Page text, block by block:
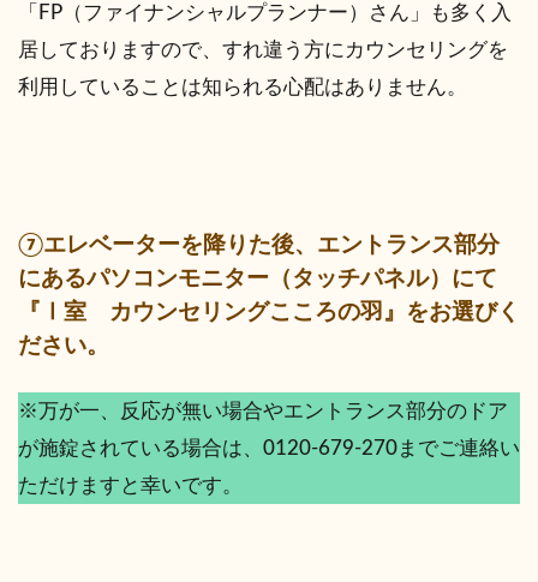
「FP（ファイナンシャルプランナー）さん」も多く入
居しておりますので、すれ違う方にカウンセリングを
利用していることは知られる心配はありません。
⑦エレベーターを降りた後、エントランス部分
にあるパソコンモニター（タッチパネル）にて
『Ⅰ室 カウンセリングこころの羽』をお選びく
ださい。
※万が一、反応が無い場合やエントランス部分のドア
が施錠されている場合は、0120-679-270までご連絡い
ただけますと幸いです。